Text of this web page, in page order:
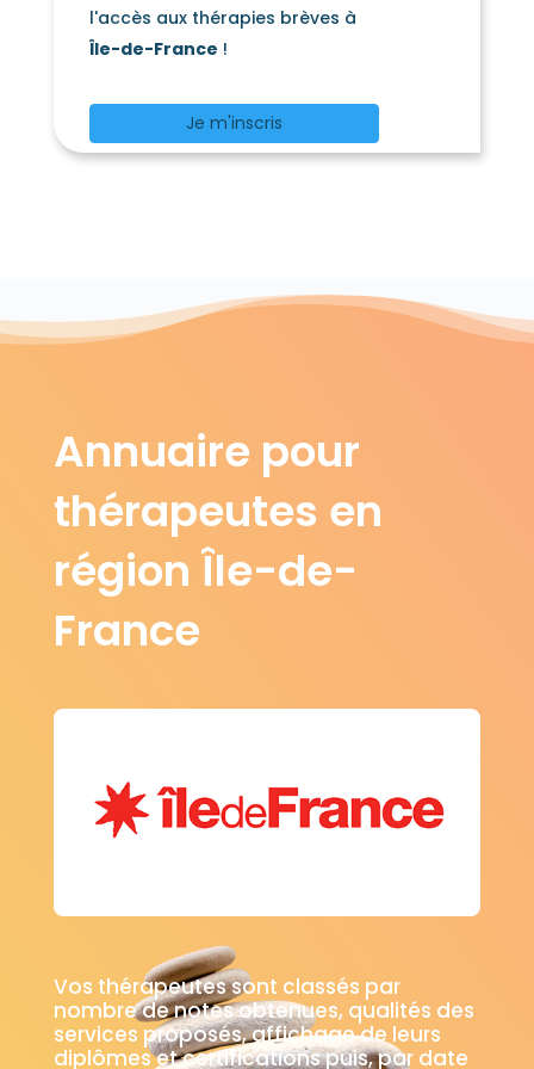
l'accès aux thérapies brèves à
Île-de-France !
Je m'inscris
Annuaire pour
thérapeutes en
région Île-de-
France
Vos thérapeutes sont classés par
nombre de notes obtenues, qualités des
services proposés, affichage de leurs
diplômes et certifications puis, par date